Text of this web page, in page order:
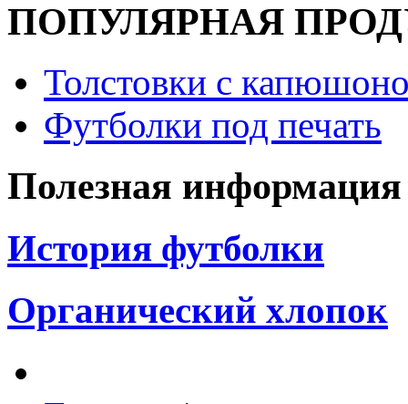
ПОПУЛЯРНАЯ
Толстовки с
Футболки под печать
Полезная информация
История футболки
Органический хлопок